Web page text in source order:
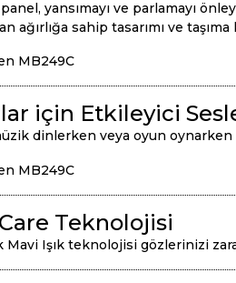
yansımayı ve parlamayı
ağırlığa sahip tasarımı ve
için Etkileyici
dinlerken veya oyun
Teknolojisi
Mavi Işık teknolojisi gözlerinizi